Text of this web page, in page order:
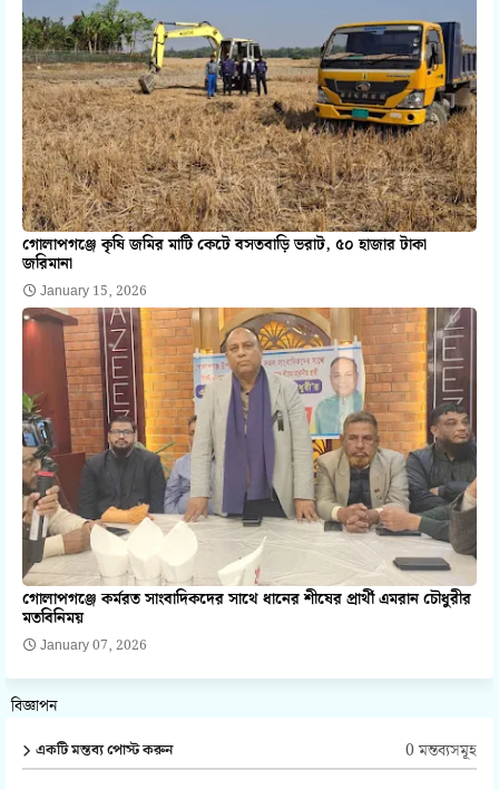
গোলাপগঞ্জে কৃষি জমির মাটি কেটে বসতবাড়ি ভরাট, ৫০ হাজার টাকা
জরিমানা
January 15, 2026
গোলাপগঞ্জে কর্মরত সাংবাদিকদের সাথে ধানের শীষের প্রার্থী এমরান চৌধুরীর
মতবিনিময়
January 07, 2026
বিজ্ঞাপন
একটি মন্তব্য পোস্ট করুন 0 মন্তব্যসমূহ